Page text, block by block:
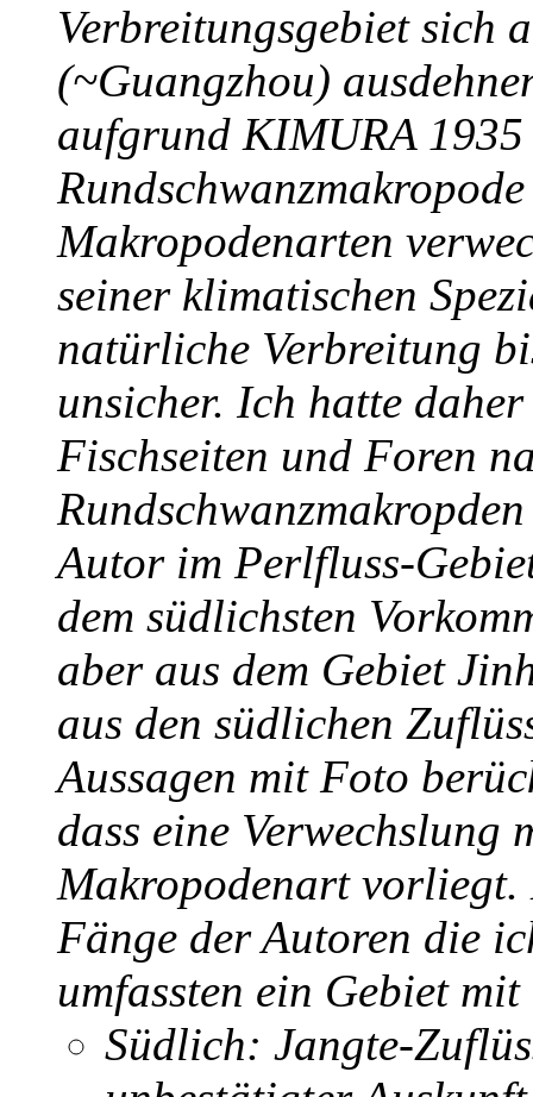
Verbreitungsgebiet sich
(~Guangzhou)
aufgrund KIMURA 1935
Makropodenarten
seiner klimatischen
natürliche Verbreitung
unsicher. Ich hatte
Fischseiten und Foren
Autor im Perlfluss-
dem südlichsten
aber aus dem Gebiet
aus den südlichen
Aussagen mit Foto
dass eine Verwechslung
Makropodenart vorliegt.
Fänge der Autoren die
umfassten ein Gebiet
Südlich: Jangte-